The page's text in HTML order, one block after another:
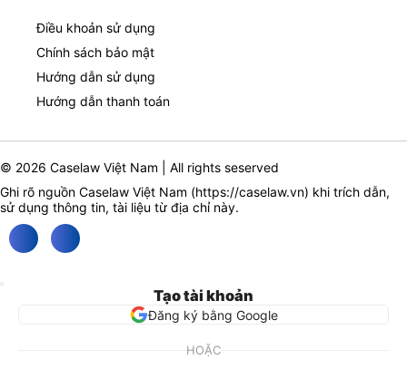
Điều khoản sử dụng
Chính sách bảo mật
Hướng dẫn sử dụng
Hướng dẫn thanh toán
© 2026 Caselaw Việt Nam | All rights seserved
Ghi rõ nguồn Caselaw Việt Nam (https://caselaw.vn) khi trích dẫn,
sử dụng thông tin, tài liệu từ địa chỉ này.
Tạo tài khoản
Đăng ký bằng Google
HOẶC